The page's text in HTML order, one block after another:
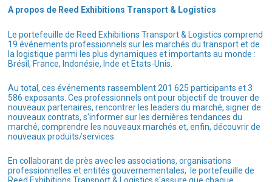
A propos de Reed Exhibitions Transport & Logistics
Le portefeuille de Reed Exhibitions Transport & Logistics comprend
19 événements professionnels sur les marchés du transport et de
la logistique parmi les plus dynamiques et importants au monde :
Brésil, France, Indonésie, Inde et Etats-Unis.
Au total, ces événements rassemblent 201 625 participants et 3
586 exposants. Ces professionnels ont pour objectif de trouver de
nouveaux partenaires, rencontrer les leaders du marché, signer de
nouveaux contrats, s'informer sur les dernières tendances du
marché, comprendre les nouveaux marchés et, enfin, découvrir de
nouveaux produits/services.
En collaborant de près avec les associations, organisations
professionnelles et entités gouvernementales, le portefeuille de